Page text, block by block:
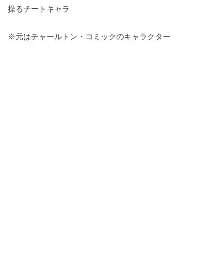
操るチートキャラ
※元はチャールトン・コミックのキャラクター